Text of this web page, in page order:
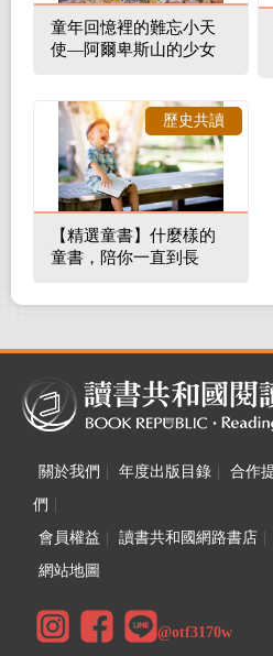
童年回憶裡的難忘小天
使—阿爾卑斯山的少女
【精選童書】什麼樣的
童書，陪你一直到長
歷史共讀
關於我們 年度出版目錄 合作
們
會員權益
讀書共和國網路書店
網站地圖
@otf3170w